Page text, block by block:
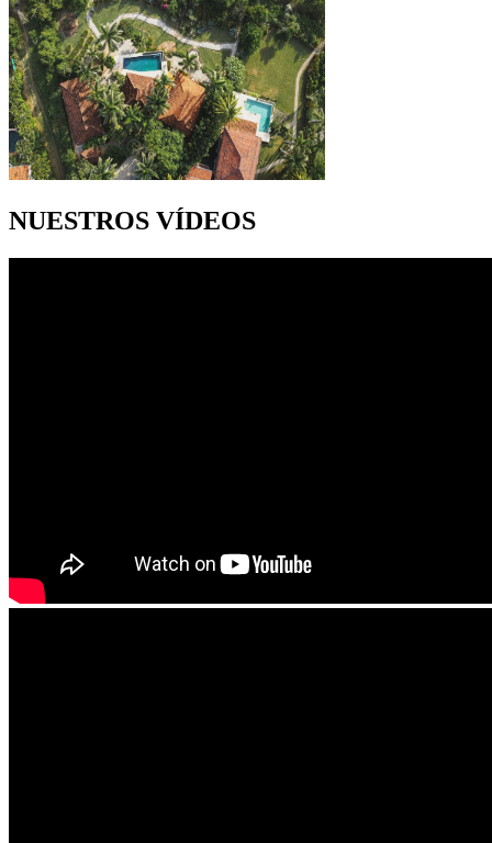
NUESTROS VÍDEOS